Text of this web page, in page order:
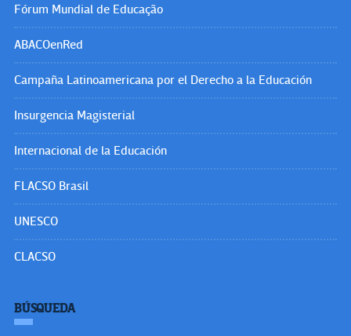
Fórum Mundial de Educação
ABACOenRed
Campaña Latinoamericana por el Derecho a la Educación
Insurgencia Magisterial
Internacional de la Educación
FLACSO Brasil
UNESCO
CLACSO
BÚSQUEDA